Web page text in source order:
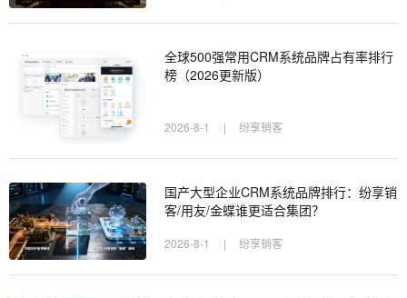
全球500强常用CRM系统品牌占有率排行
榜（2026更新版）
2026-8-1 | 纷享销客
国产大型企业CRM系统品牌排行：纷享销
客/用友/金蝶谁更适合集团？
2026-8-1 | 纷享销客